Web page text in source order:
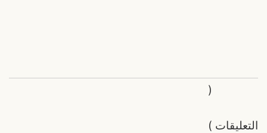
التعليقات
(
)